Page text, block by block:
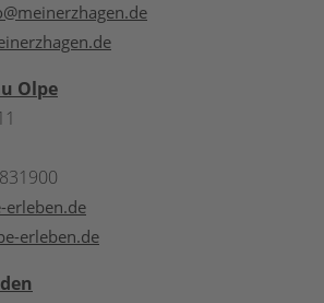
Olpe
erleben.de
erleben.de